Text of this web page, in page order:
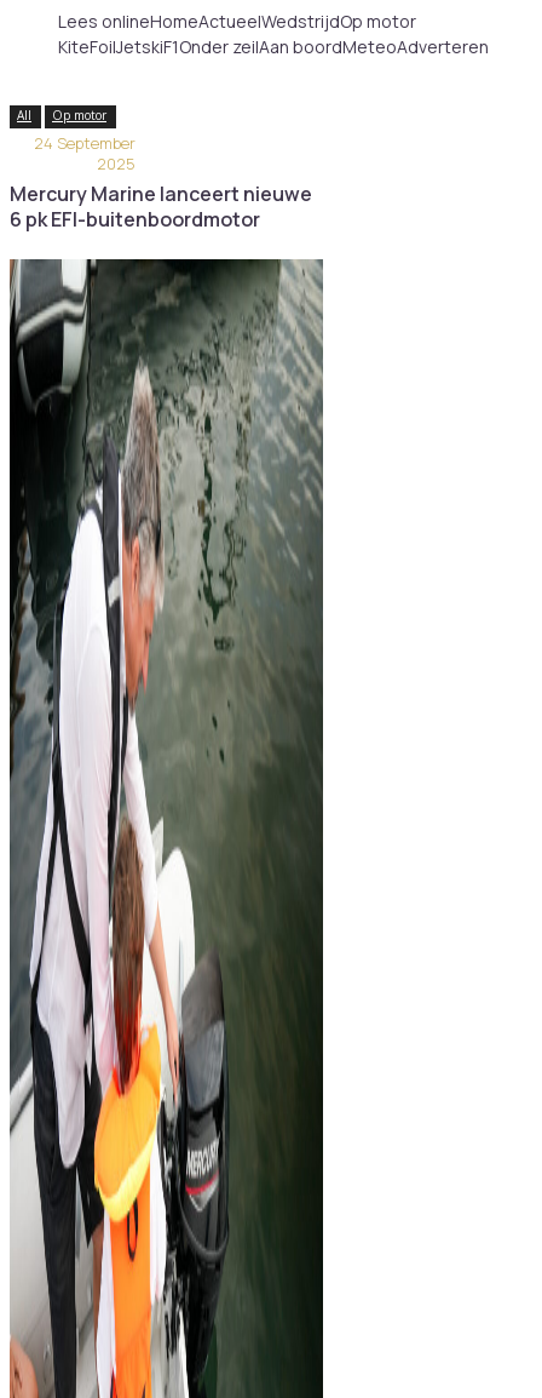
Lees onlineHomeActueelWedstrijdOp motor
KiteFoilJetskiF1Onder zeilAan boordMeteoAdverteren
All Op motor
24 September
2025
Mercury Marine lanceert nieuwe
6 pk EFI-buitenboordmotor